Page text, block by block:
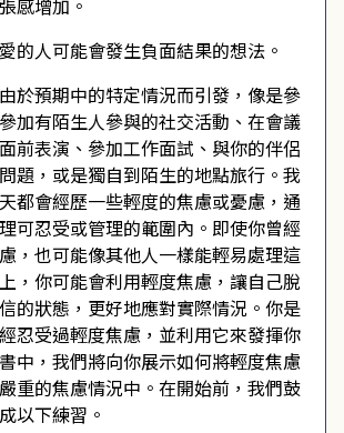
感增加。
的人可能會發生負面結果的想法。
於預期中的特定情況而引發，像是參
加有陌生人參與的社交活動、在會議
前表演、參加工作面試、與你的伴侶
題，或是獨自到陌生的地點旅行。我
都會經歷一些輕度的焦慮或憂慮，通
可忍受或管理的範圍內。即使你曾經
，也可能像其他人一樣能輕易處理這
，你可能會利用輕度焦慮，讓自己脫
的狀態，更好地應對實際情況。你是
忍受過輕度焦慮，並利用它來發揮你
中，我們將向你展示如何將輕度焦慮
重的焦慮情況中。在開始前，我們鼓
以下練習。